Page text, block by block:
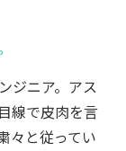
ジニア。アス
線で皮肉を言
々と従ってい